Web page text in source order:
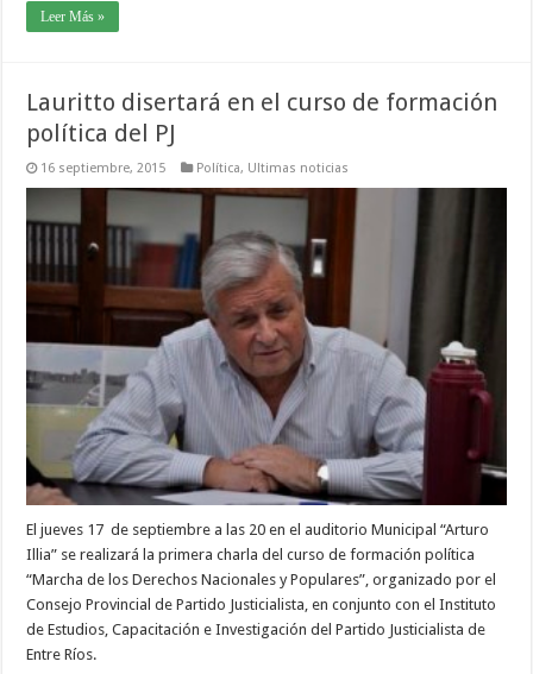
Leer Más »
Lauritto disertará en el curso de formación
política del PJ
16 septiembre, 2015 Política, Ultimas noticias
El jueves 17 de septiembre a las 20 en el auditorio Municipal “Arturo
Illia” se realizará la primera charla del curso de formación política
“Marcha de los Derechos Nacionales y Populares”, organizado por el
Consejo Provincial de Partido Justicialista, en conjunto con el Instituto
de Estudios, Capacitación e Investigación del Partido Justicialista de
Entre Ríos.